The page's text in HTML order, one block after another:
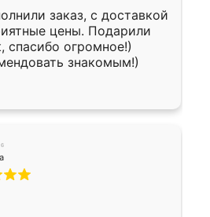
заказ, с доставкой
цены. Подарили
спасибо огромное!)
знакомым!)